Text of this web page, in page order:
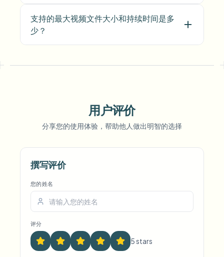
支持的最大视频文件大小和持续时间是多
少？
Voice Anon
用户评价
分享您的使用体验，帮助他人做出明智的选择
撰写评价
您的姓名
评分
5stars